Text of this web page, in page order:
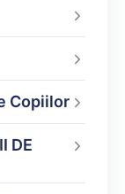
Copiilor
DE